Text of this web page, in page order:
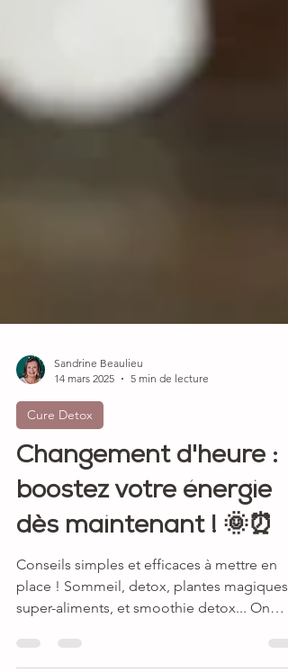
Sandrine Beaulieu
14 mars 2025
Cure Detox
Changement d'heure :
boostez votre énergie
dès maintenant ! 🌞⏰
Conseils simples et efficaces à mettre en
super-aliments, et smoothie detox... On